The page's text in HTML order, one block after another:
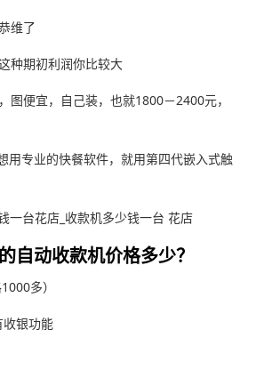
维了
种期初利润你比较大
图便宜，自己装，也就1800－2400元，
用专业的快餐软件，就用第四代嵌入式触
自动收款机价格多少？
多）
银功能